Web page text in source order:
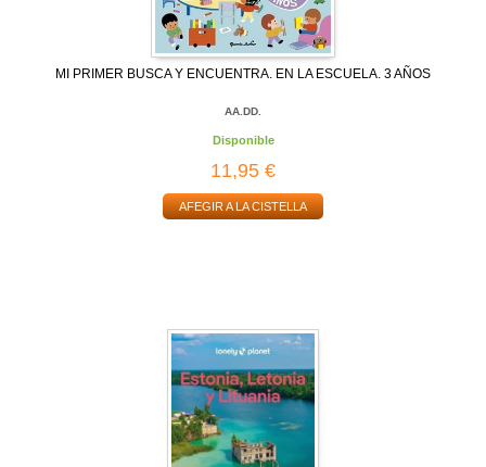
MI PRIMER BUSCA Y ENCUENTRA. EN LA ESCUELA. 3 AÑOS
AA.DD.
Disponible
11,95 €
AFEGIR A LA CISTELLA